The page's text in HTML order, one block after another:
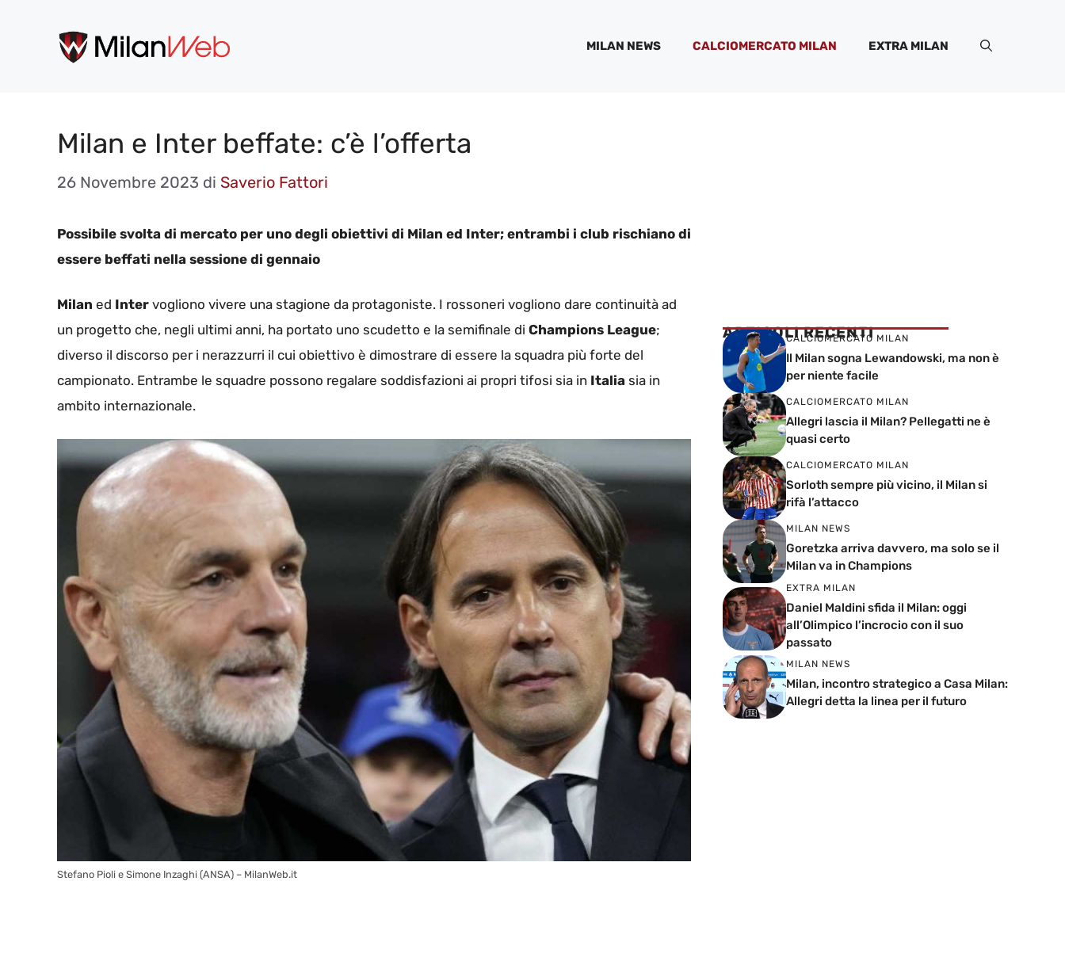
MILAN NEWS CALCIOMERCATO MILAN EXTRA MILAN
Milan e Inter beffate: c’è l’offerta
26 Novembre 2023 di Saverio Fattori
Possibile svolta di mercato per uno degli obiettivi di Milan ed Inter; entrambi i club rischiano di
essere beffati nella sessione di gennaio
Milan ed Inter vogliono vivere una stagione da protagoniste. I rossoneri vogliono dare continuità ad
un progetto che, negli ultimi anni, ha portato uno scudetto e la semifinale di Champions League;
diverso il discorso per i nerazzurri il cui obiettivo è dimostrare di essere la squadra più forte del
campionato. Entrambe le squadre possono regalare soddisfazioni ai propri tifosi sia in Italia sia in
ambito internazionale.
Stefano Pioli e Simone Inzaghi (ANSA) – MilanWeb.it
ARTICOLI RECENTI
CALCIOMERCATO MILAN
Il Milan sogna Lewandowski, ma non è
per niente facile
CALCIOMERCATO MILAN
Allegri lascia il Milan? Pellegatti ne è
quasi certo
CALCIOMERCATO MILAN
Sorloth sempre più vicino, il Milan si
rifà l’attacco
MILAN NEWS
Goretzka arriva davvero, ma solo se il
Milan va in Champions
EXTRA MILAN
Daniel Maldini sfida il Milan: oggi
all’Olimpico l’incrocio con il suo
passato
MILAN NEWS
Milan, incontro strategico a Casa Milan:
Allegri detta la linea per il futuro